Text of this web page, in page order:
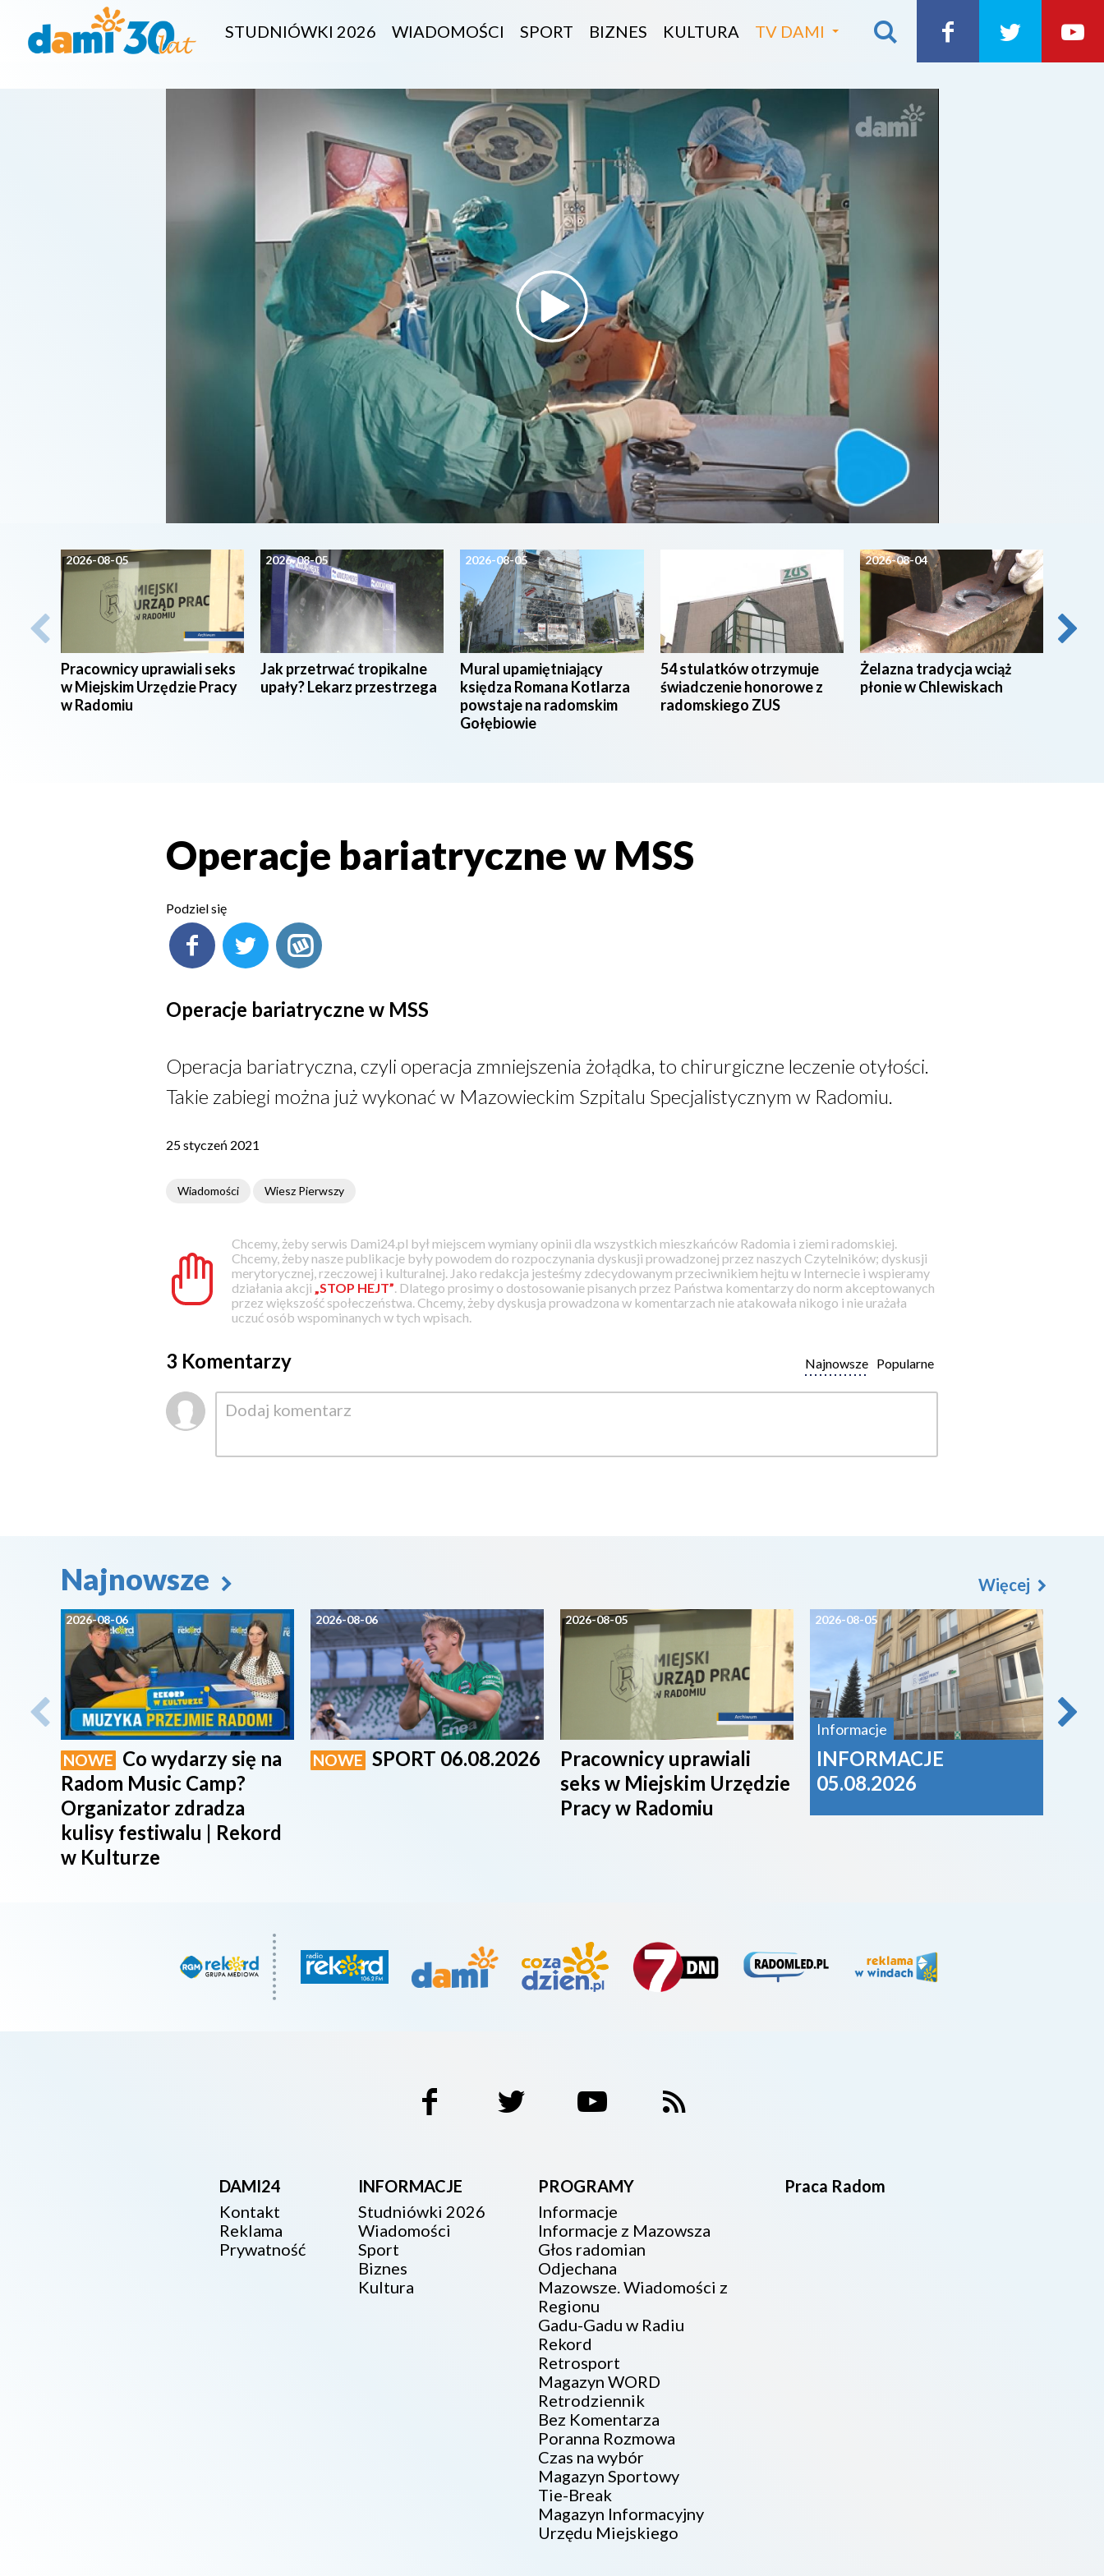
STUDNIÓWKI 2026 WIADOMOŚCI SPORT BIZNES KULTURA TV DAMI
2026-08-05
Pracownicy uprawiali seks
w Miejskim Urzędzie Pracy
w Radomiu
2026-08-05
Jak przetrwać tropikalne
upały? Lekarz przestrzega
2026-08-05
Mural upamiętniający
księdza Romana Kotlarza
powstaje na radomskim
Gołębiowie
54 stulatków otrzymuje
świadczenie honorowe z
radomskiego ZUS
2026-08-04
Żelazna tradycja wciąż
płonie w Chlewiskach
Operacje bariatryczne w MSS
Podziel się
Operacje bariatryczne w MSS
Operacja bariatryczna, czyli operacja zmniejszenia żołądka, to chirurgiczne leczenie otyłości.
Takie zabiegi można już wykonać w Mazowieckim Szpitalu Specjalistycznym w Radomiu.
25 styczeń 2021
Wiadomości Wiesz Pierwszy
Chcemy, żeby serwis Dami24.pl był miejscem wymiany opinii dla wszystkich mieszkańców Radomia i ziemi radomskiej.
Chcemy, żeby nasze publikacje były powodem do rozpoczynania dyskusji prowadzonej przez naszych Czytelników; dyskusji
merytorycznej, rzeczowej i kulturalnej. Jako redakcja jesteśmy zdecydowanym przeciwnikiem hejtu w Internecie i wspieramy
działania akcji „STOP HEJT” . Dlatego prosimy o dostosowanie pisanych przez Państwa komentarzy do norm akceptowanych
przez większość społeczeństwa. Chcemy, żeby dyskusja prowadzona w komentarzach nie atakowała nikogo i nie urażała
uczuć osób wspominanych w tych wpisach.
3 Komentarzy Popularne
Najnowsze
Najnowsze
2026-08-06
NOWE Co wydarzy się na
Radom Music Camp?
Organizator zdradza
kulisy festiwalu | Rekord
w Kulturze
2026-08-06
NOWE SPORT 06.08.2026
2026-08-05
Pracownicy uprawiali
seks w Miejskim Urzędzie
Pracy w Radomiu
2026-08-05
Informacje
INFORMACJE
05.08.2026
Więcej
DAMI24
Kontakt
Reklama
Prywatność
INFORMACJE
Studniówki 2026
Wiadomości
Sport
Biznes
Kultura
PROGRAMY
Informacje
Informacje z Mazowsza
Głos radomian
Odjechana
Mazowsze. Wiadomości z
Regionu
Gadu-Gadu w Radiu
Rekord
Retrosport
Magazyn WORD
Retrodziennik
Bez Komentarza
Poranna Rozmowa
Czas na wybór
Magazyn Sportowy
Tie-Break
Magazyn Informacyjny
Urzędu Miejskiego
Praca Radom